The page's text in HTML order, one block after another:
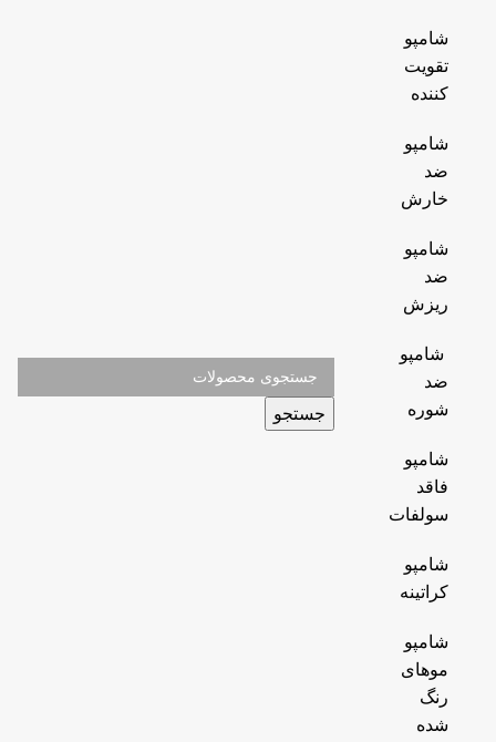
شامپو
تقویت
کننده
شامپو
ضد
خارش
شامپو
ضد
ریزش
شامپو
ضد
شوره
شامپو
فاقد
سولفات
شامپو
کراتینه
شامپو
موهای
رنگ
شده
جستجو